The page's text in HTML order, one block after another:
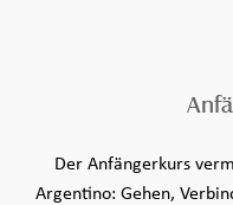
Der Anfängerkurs
Argentino: Gehen,